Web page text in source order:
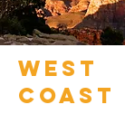
WEST
COAST